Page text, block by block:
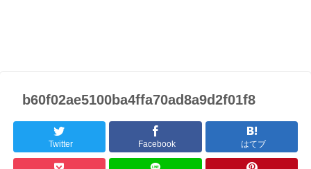
b60f02ae5100ba4ffa70ad8a9d2f01f8
Twitter Facebook はてブ